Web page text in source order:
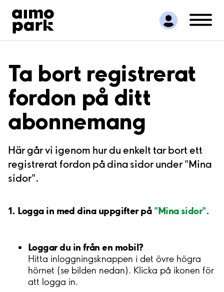
Hitta parkering
Samarbete
Kundservice
Ta bort registrerat
fordon på ditt
abonnemang
Här går vi igenom hur du enkelt tar bort ett
registrerat fordon på dina sidor under "Mina
sidor".
1. Logga in med dina uppgifter på "Mina sidor".
Loggar du in från en mobil?
Hitta inloggningsknappen i det övre högra
hörnet (se bilden nedan). Klicka på ikonen för
att logga in.